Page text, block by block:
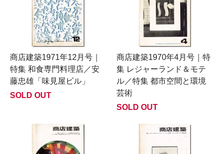
商店建築1971年12月号｜
特集 和食専門料理店／安
藤忠雄「味見屋ビル」
SOLD OUT
商店建築1970年4月号｜特
集 レジャーランド＆モテ
ル／特集 都市空間と環境
芸術
SOLD OUT